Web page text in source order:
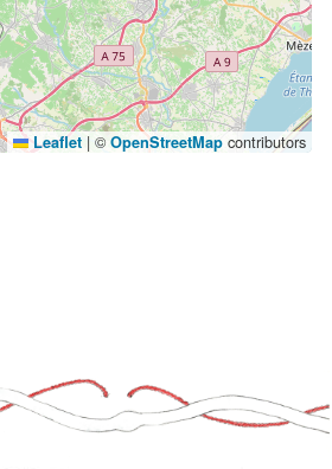
Leaflet | © OpenStreetMap contributors